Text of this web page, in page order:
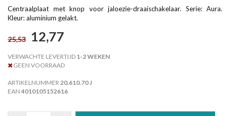
Centraalplaat met knop voor jaloezie-draaischakelaar. Serie: Aura.
Kleur: aluminium gelakt.
25,53 12,77
VERWACHTE LEVERTIJD 1-2 WEKEN
GEEN VOORRAAD
ARTIKELNUMMER20.610.70 J
EAN 4010105152616